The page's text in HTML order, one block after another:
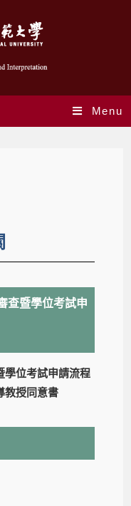
Menu
查暨學位考試申
學位考試申請流程
教授同意書